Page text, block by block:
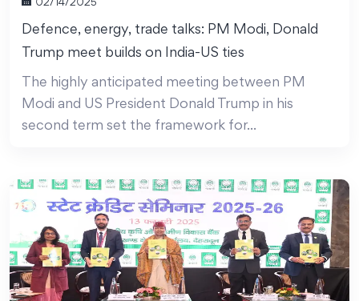
02/14/2025
Defence, energy, trade talks: PM Modi, Donald
Trump meet builds on India-US ties
The highly anticipated meeting between PM
Modi and US President Donald Trump in his
second term set the framework for...